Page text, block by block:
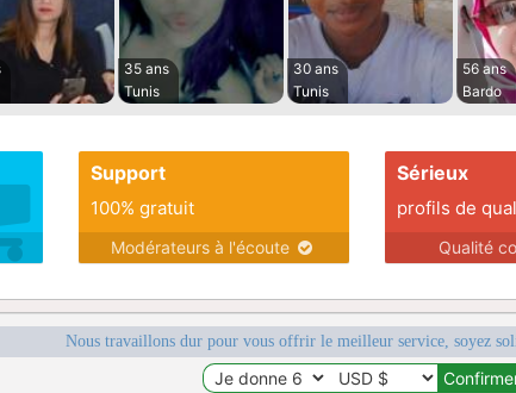
35 ans
Tunis
30 ans
Tunis
56 ans
Bardo
Support
100% gratuit
Modérateurs à l'écoute
Sérieux
profils de
Qualité
Nous travaillons dur pour vous offrir le meilleur service, soyez